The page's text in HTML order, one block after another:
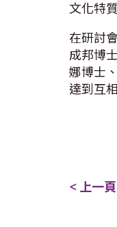
文化特
在研討
成邦博
娜博士
達到互
< 上一頁